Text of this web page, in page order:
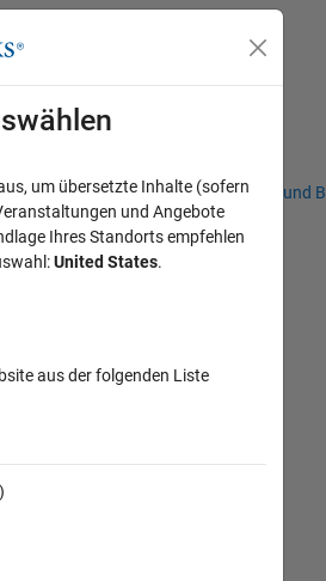
Niederlassungen Studierende und
Off-Canvas-
um übersetzte Inhalte (sofern
und Angebote
Ihres Standorts empfehlen
United States.
aus der folgenden Liste